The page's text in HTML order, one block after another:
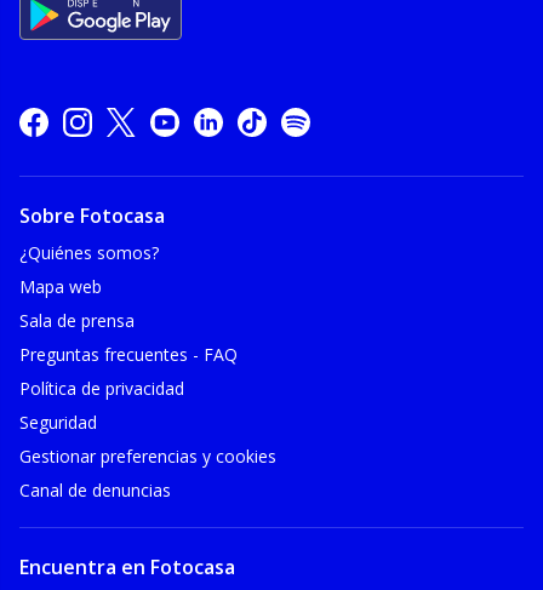
Sobre Fotocasa
¿Quiénes somos?
Mapa web
Sala de prensa
Preguntas frecuentes - FAQ
Política de privacidad
Seguridad
Gestionar preferencias y cookies
Canal de denuncias
Encuentra en Fotocasa